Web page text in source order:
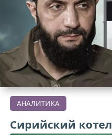
АНАЛИТИКА
Сирийский котел